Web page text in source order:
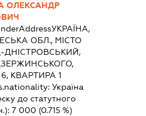
ОЛЕКСАНДР
УКРАЇНА,
ОБЛ., МІСТО
ДНІСТРОВСЬКИЙ,
КВАРТИРА 1
Україна
до статутного
7 000 (0.715 %)